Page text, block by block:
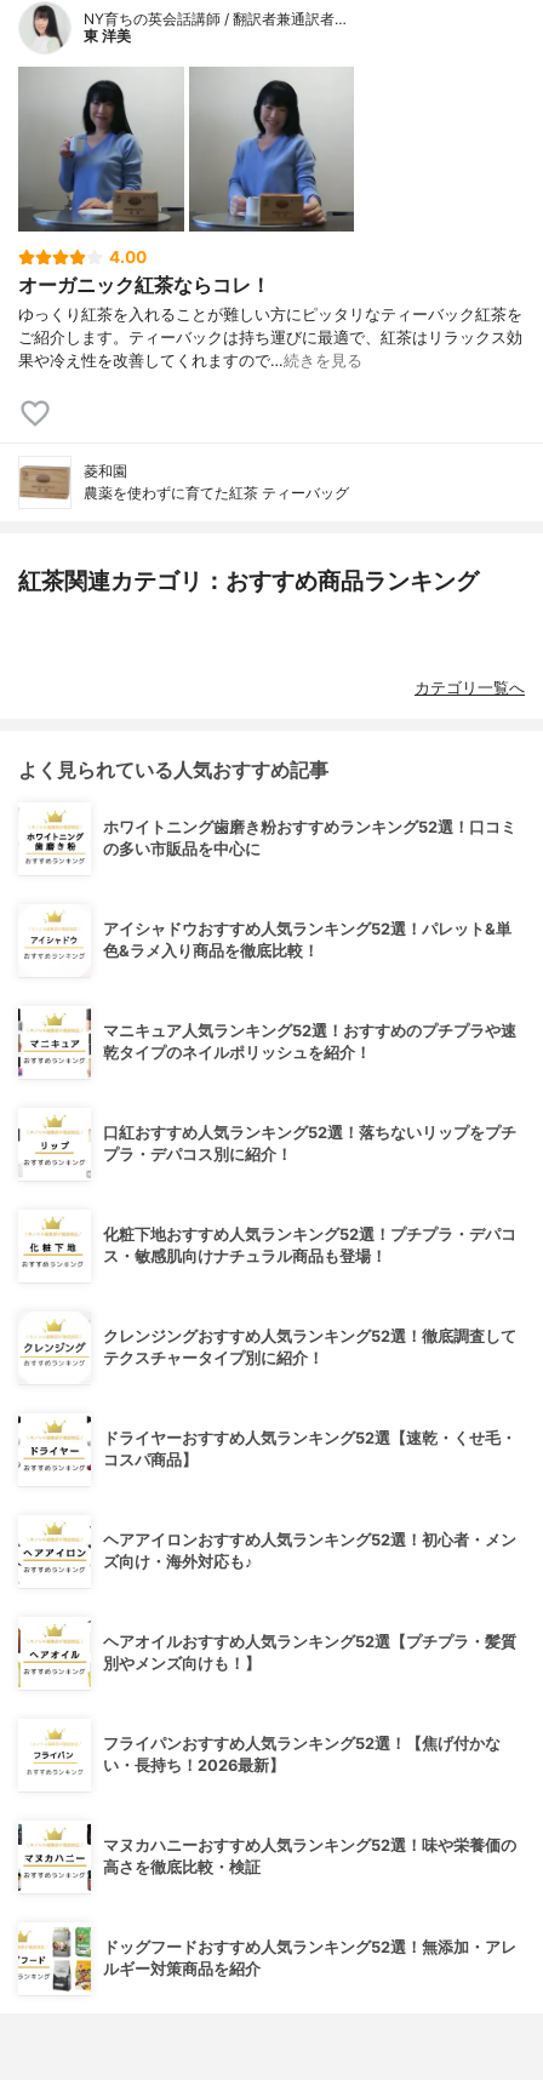
NY育ちの英会話講師 / 翻訳者兼通訳者…
東 洋美
4.00
オーガニック紅茶ならコレ！
ゆっくり紅茶を入れることが難しい方にピッタリなティーバック紅茶を
ご紹介します。ティーバックは持ち運びに最適で、紅茶はリラックス効
果や冷え性を改善してくれますので…続きを見る
菱和園
農薬を使わずに育てた紅茶 ティーバッグ
紅茶関連カテゴリ：おすすめ商品ランキング
カテゴリ一覧へ
よく見られている人気おすすめ記事
ホワイトニング歯磨き粉おすすめランキング52選！口コミ
の多い市販品を中心に
アイシャドウおすすめ人気ランキング52選！パレット&単
色&ラメ入り商品を徹底比較！
マニキュア人気ランキング52選！おすすめのプチプラや速
乾タイプのネイルポリッシュを紹介！
口紅おすすめ人気ランキング52選！落ちないリップをプチ
プラ・デパコス別に紹介！
化粧下地おすすめ人気ランキング52選！プチプラ・デパコ
ス・敏感肌向けナチュラル商品も登場！
クレンジングおすすめ人気ランキング52選！徹底調査して
テクスチャータイプ別に紹介！
ドライヤーおすすめ人気ランキング52選【速乾・くせ毛・
コスパ商品】
ヘアアイロンおすすめ人気ランキング52選！初心者・メン
ズ向け・海外対応も♪
ヘアオイルおすすめ人気ランキング52選【プチプラ・髪質
別やメンズ向けも！】
フライパンおすすめ人気ランキング52選！【焦げ付かな
い・長持ち！2026最新】
マヌカハニーおすすめ人気ランキング52選！味や栄養価の
高さを徹底比較・検証
ドッグフードおすすめ人気ランキング52選！無添加・アレ
ルギー対策商品を紹介